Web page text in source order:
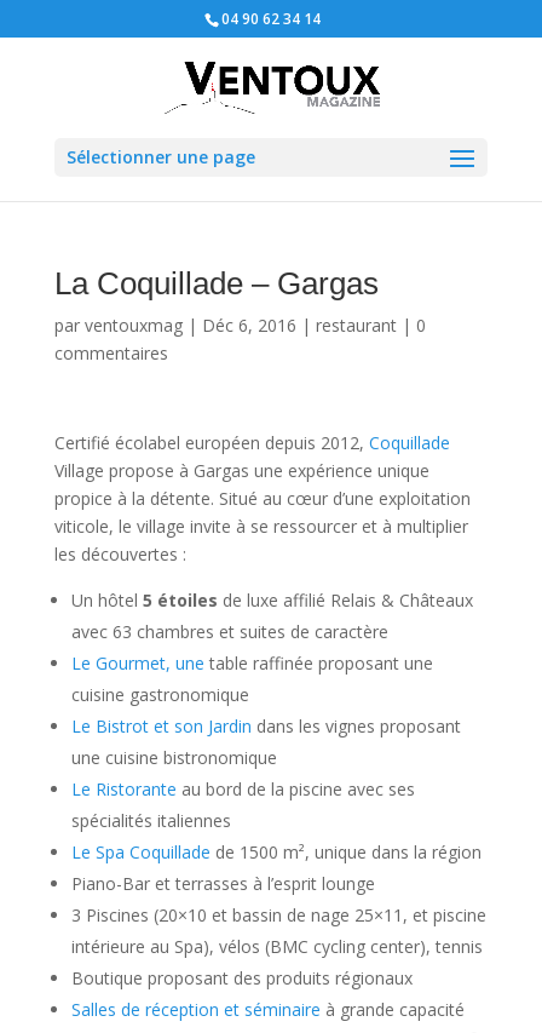
04 90 62 34 14
Sélectionner une page
La Coquillade – Gargas
par ventouxmag| Déc 6, 2016 | restaurant| 0
commentaires
Certifié écolabel européen depuis 2012, Coquillade
Village propose à Gargas une expérience unique
propice à la détente. Situé au cœur d’une exploitation
viticole, le village invite à se ressourcer et à multiplier
les découvertes :
Un hôtel 5 étoiles de luxe affilié Relais & Châteaux
avec 63 chambres et suites de caractère
Le Gourmet, unetable raffinée proposant une
cuisine gastronomique
Le Bistrot et son Jardin dans les vignes proposant
une cuisine bistronomique
Le Ristorante au bord de la piscine avec ses
spécialités italiennes
Le Spa Coquillade de 1500 m², unique dans la région
Piano-Bar et terrasses à l’esprit lounge
3 Piscines (20×10 et bassin de nage 25×11, et piscine
intérieure au Spa), vélos (BMC cycling center), tennis
Boutique proposant des produits régionaux
Salles de réception et séminaire à grande capacité